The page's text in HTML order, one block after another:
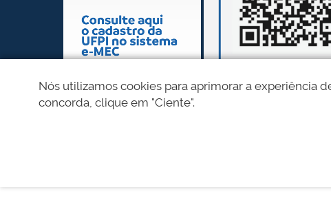
Nós utilizamos cookies para aprimorar a experiência
concorda, clique em "Ciente".